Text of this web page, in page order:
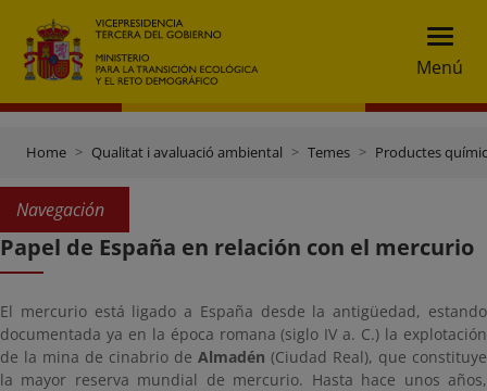
Menú
Home Qualitat i avaluació ambiental Temes Productes
Navegación
Papel de España en relación con el mercurio
El mercurio está ligado a España desde la antigüedad, estando
documentada ya en la época romana (siglo IV a. C.) la explotación
de la mina de cinabrio de Almadén (Ciudad Real), que constituye
la mayor reserva mundial de mercurio. Hasta hace unos años,